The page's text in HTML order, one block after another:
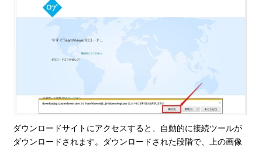
ダウンロードサイトにアクセスすると、自動的に接続ツールが
ダウンロードされます。ダウンロードされた段階で、上の画像